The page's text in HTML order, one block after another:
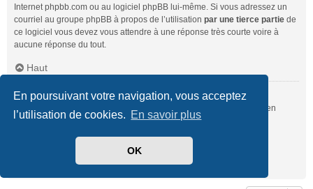
En poursuivant votre navigation, vous acceptez
l’utilisation de cookies. En savoir plus
OK
Internet phpbb.com ou au logiciel phpBB lui-même. Si vous adressez un
courriel au groupe phpBB à propos de l’utilisation par une tierce partie de
ce logiciel vous devez vous attendre à une réponse très courte voire à
aucune réponse du tout.
Haut
Comment puis-je contacter un administrateur du forum ?
Pour l’ensemble des utilisateurs du forum, vous pouvez utiliser le lien
« Nous contacter », si ce dernier a été activé par un administrateur.